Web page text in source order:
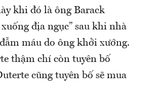
khi đó là ông Barack
địa ngục” sau khi nhà
máu do ông khởi xướng.
thậm chí còn tuyên bố
cũng tuyên bố sẽ mua